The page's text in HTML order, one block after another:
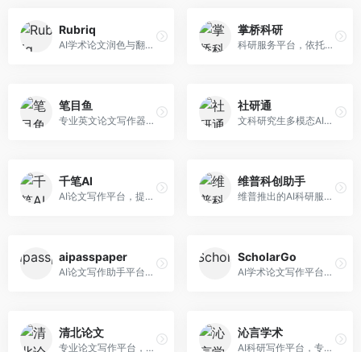
Rubriq
AI学术论文润色与翻译平台。面向国际期刊投稿者，提供论文润色、翻译、格式调整等服务，支持多语言，学术表达专业规范。
掌桥科研
科研服务平台，依托3亿+真实文献数据库。面向学术研究者和学生，提供文献检索、论文写作、科研数据分析等服务，文献资源丰富，学术支持专业。
笔目鱼
专业英文论文写作器，支持学术论文全流程。面向留学生和国际期刊投稿者，提供英文论文撰写、润色、格式调整等服务，学术英语表达规范。
社研通
文科研究生多模态AI学术写作平台。面向文科研究生和社科研究者，提供文献综述、理论分析、定性研究辅助等服务，文科研究方法论支持完善。
千笔AI
AI论文写作平台，提供无限改稿服务。面向高校学生和学术研究者，支持论文选题、大纲生成、内容撰写、查重修改等全流程服务，改稿次数不限，服务质量有保障。
维普科创助手
维普推出的AI科研服务平台，整合学术资源与智能写作。面向科研人员和高校师生，提供文献检索、论文写作、查重检测等一站式服务，学术资源权威可靠。
aipasspaper
AI论文写作助手平台，提供智能化的学术写作支持。面向大学生和研究人员，支持多种学科论文生成，提供参考文献管理和格式规范服务，写作效率高。
ScholarGo
AI学术论文写作平台，专注于理工科领域的逻辑构建。面向理工科研究生和科研工作者，提供公式编辑、数据分析、论文结构优化等服务，理工科写作逻辑严谨。
清北论文
专业论文写作平台，依托高校学术资源。面向本科生和研究生，提供论文指导、写作辅助、查重检测等服务，学术规范性强，适合追求高质量论文的用户。
沁言学术
AI科研写作平台，专注于学术研究辅助。面向研究生和科研工作者，提供文献分析、研究方法指导、论文撰写等服务，学术资源丰富，研究支持全面。